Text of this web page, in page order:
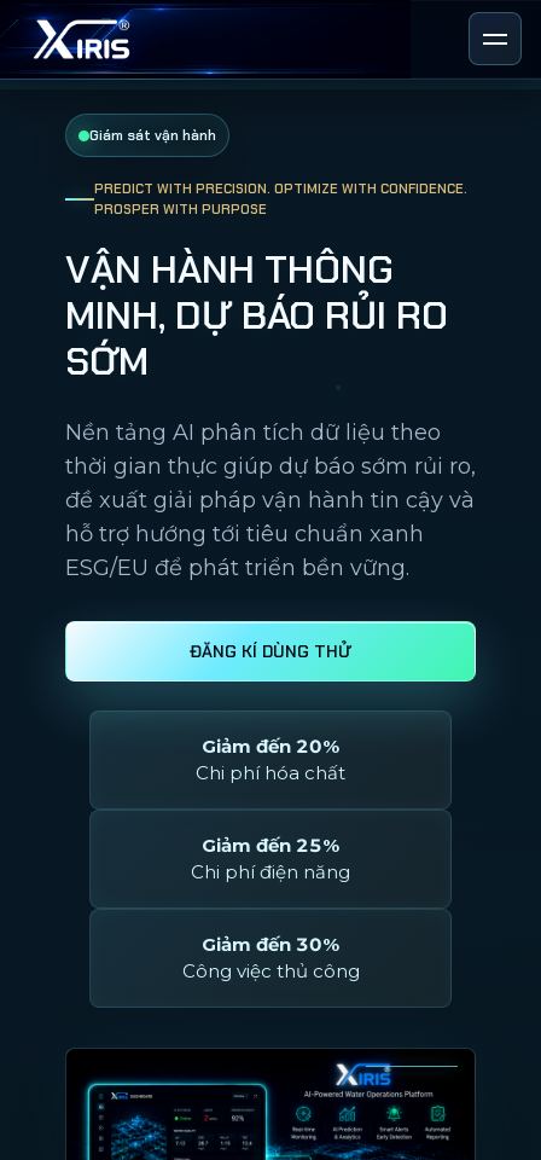
Giám sát vận hành
PREDICT WITH PRECISION. OPTIMIZE WITH CONFIDENCE.
PROSPER WITH PURPOSE
VẬN HÀNH THÔNG
MINH, DỰ BÁO RỦI RO
SỚM
Nền tảng AI phân tích dữ liệu theo
thời gian thực giúp dự báo sớm rủi ro,
đề xuất giải pháp vận hành tin cậy và
hỗ trợ hướng tới tiêu chuẩn xanh
ESG/EU để phát triển bền vững.
ĐĂNG KÍ DÙNG THỬ
Giảm đến 20%
Chi phí hóa chất
Giảm đến 25%
Chi phí điện năng
Giảm đến 30%
Công việc thủ công